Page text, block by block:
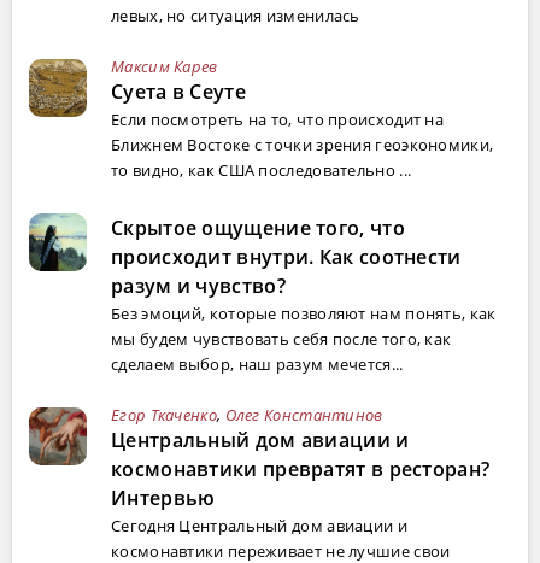
левых, но ситуация изменилась
Максим Карев
Суета в Сеуте
Если посмотреть на то, что происходит на
Ближнем Востоке с точки зрения геоэкономики,
то видно, как США последовательно ...
Скрытое ощущение того, что
происходит внутри. Как соотнести
разум и чувство?
Без эмоций, которые позволяют нам понять, как
мы будем чувствовать себя после того, как
сделаем выбор, наш разум мечется...
Егор Ткаченко, Олег Константинов
Центральный дом авиации и
космонавтики превратят в ресторан?
Интервью
Сегодня Центральный дом авиации и
космонавтики переживает не лучшие свои